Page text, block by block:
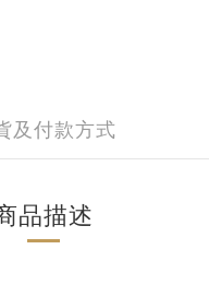
及付款方式
品描述